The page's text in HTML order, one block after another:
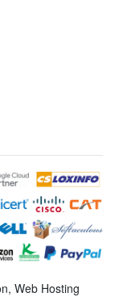
Web Hosting